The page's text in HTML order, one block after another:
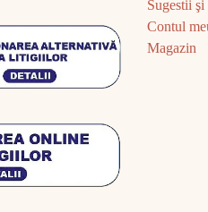
Sugestii
Contul
Magazin